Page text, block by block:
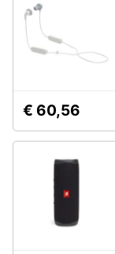
€ 60,56